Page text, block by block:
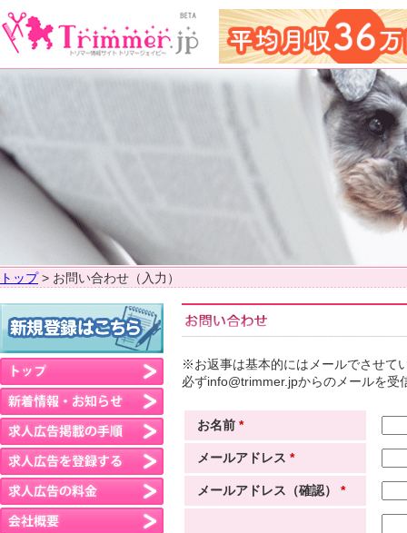
トップ> お問い合わせ（入力）
※お返事は基本的にはメールでさせて
必ずinfo@trimmer.jpからのメールを受
お名前 *
メールアドレス *
メールアドレス（確認） *